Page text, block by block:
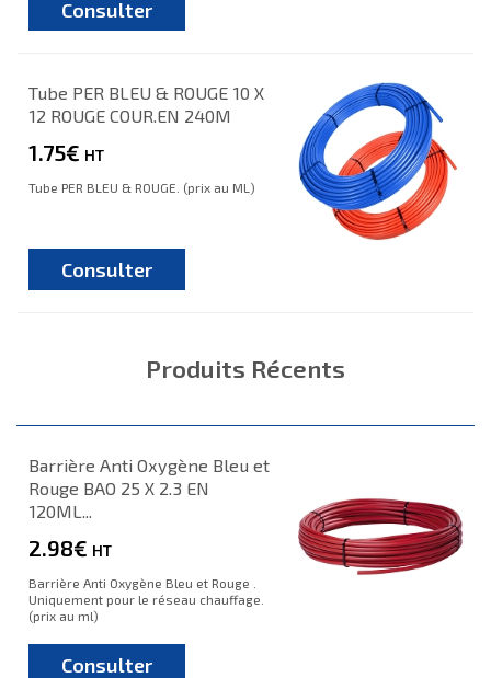
Consulter
Tube PER BLEU & ROUGE 10 X
12 ROUGE COUR.EN 240M
1.75€ HT
Tube PER BLEU & ROUGE. (prix au ML)
Consulter
Produits Récents
Barrière Anti Oxygène Bleu et
Rouge BAO 25 X 2.3 EN
120ML...
2.98€ HT
Barrière Anti Oxygène Bleu et Rouge .
Uniquement pour le réseau chauffage.
(prix au ml)
Consulter